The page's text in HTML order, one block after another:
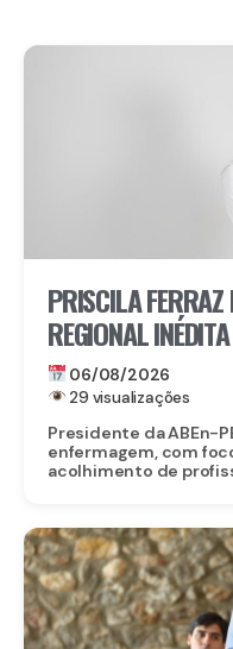
PRISCILA FERRAZ
REGIONAL
INCLUSÃO DE
ATÍPICOS EM
06/08/2026
29 visualizações
Presidente da ABEn-
enfermagem, com
acolhimento de